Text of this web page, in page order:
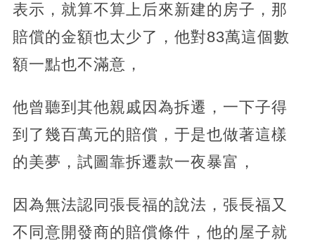
表示，就算不算上后來新建的房子，那
賠償的金額也太少了，他對83萬這個數
額一點也不滿意，
他曾聽到其他親戚因為拆遷，一下子得
到了幾百萬元的賠償，于是也做著這樣
的美夢，試圖靠拆遷款一夜暴富，
因為無法認同張長福的說法，張長福又
不同意開發商的賠償條件，他的屋子就